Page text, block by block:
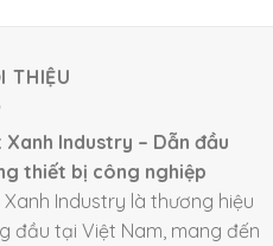
THIỆU
Xanh Industry – Dẫn đầu
thiết bị công nghiệp
Xanh Industry là thương hiệu
đầu tại Việt Nam, mang đến